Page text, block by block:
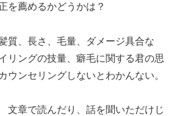
を薦めるかどうかは？
質、長さ、毛量、ダメージ具合な
リングの技量、癖毛に関する君の思
ウンセリングしないとわかんない。
章で読んだり、話を聞いただけじ